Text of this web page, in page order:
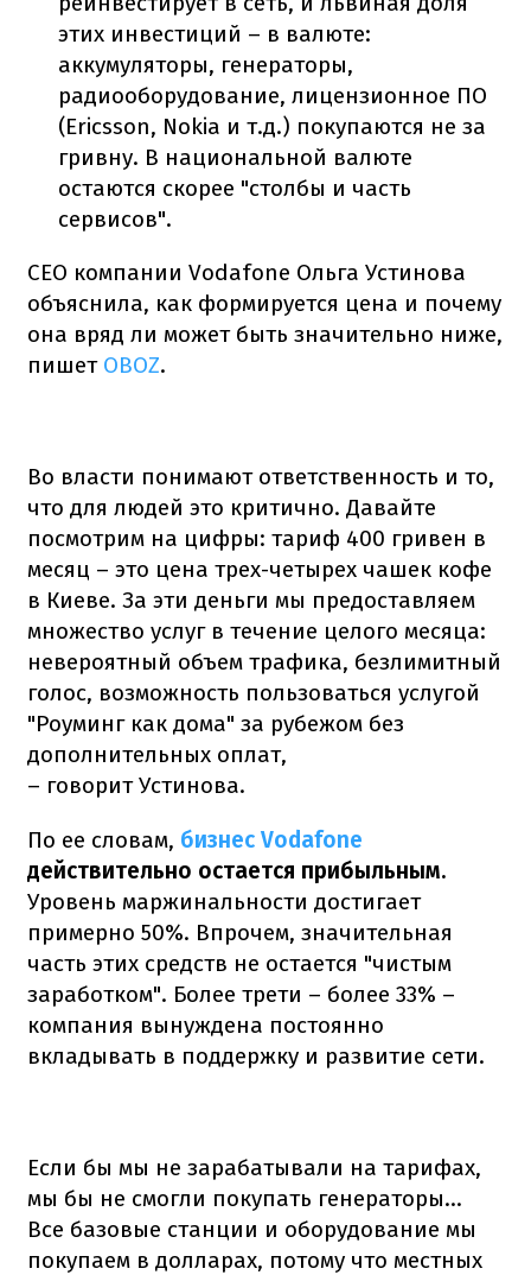
этих инвестиций – в валюте:
аккумуляторы, генераторы,
радиооборудование, лицензионное ПО
(Ericsson, Nokia и т.д.) покупаются не за
гривну. В национальной валюте
остаются скорее "столбы и часть
сервисов".
CEO компании Vodafone Ольга Устинова
объяснила, как формируется цена и почему
она вряд ли может быть значительно ниже,
пишет OBOZ.
Во власти понимают ответственность и то,
что для людей это критично. Давайте
посмотрим на цифры: тариф 400 гривен в
месяц – это цена трех-четырех чашек кофе
в Киеве. За эти деньги мы предоставляем
множество услуг в течение целого месяца:
невероятный объем трафика, безлимитный
голос, возможность пользоваться услугой
"Роуминг как дома" за рубежом без
дополнительных оплат,
– говорит Устинова.
По ее словам, бизнес Vodafone
действительно остается прибыльным.
Уровень маржинальности достигает
примерно 50%. Впрочем, значительная
часть этих средств не остается "чистым
заработком". Более трети – более 33% –
компания вынуждена постоянно
вкладывать в поддержку и развитие сети.
Если бы мы не зарабатывали на тарифах,
мы бы не смогли покупать генераторы...
Все базовые станции и оборудование мы
покупаем в долларах, потому что местных